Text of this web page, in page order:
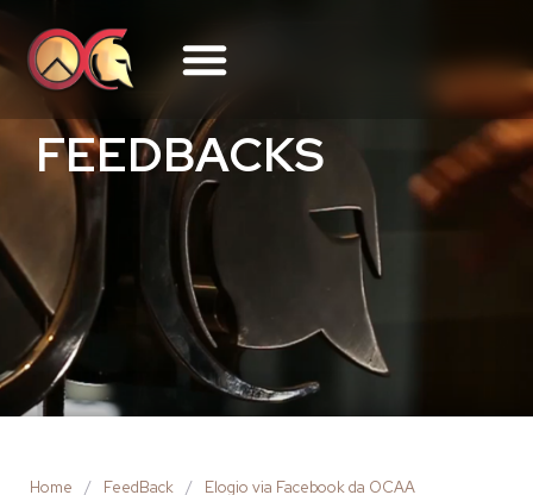
FEEDBACKS
Home / FeedBack / Elogio via Facebook da OCAA